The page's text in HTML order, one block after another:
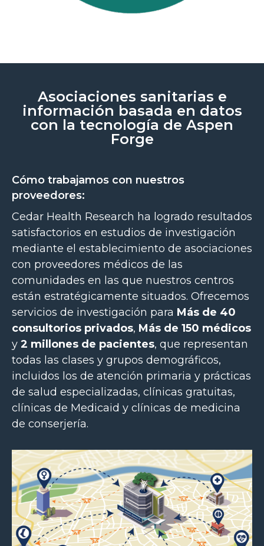
Asociaciones sanitarias e
información basada en datos
con la tecnología de Aspen
Forge
Cómo trabajamos con nuestros
proveedores:
Cedar Health Research ha logrado resultados
satisfactorios en estudios de investigación
mediante el establecimiento de asociaciones
con proveedores médicos de las
comunidades en las que nuestros centros
están estratégicamente situados. Ofrecemos
servicios de investigación para Más de 40
consultorios privados, Más de 150 médicos
y 2 millones de pacientes, que representan
todas las clases y grupos demográficos,
incluidos los de atención primaria y prácticas
de salud especializadas, clínicas gratuitas,
clínicas de Medicaid y clínicas de medicina
de conserjería.